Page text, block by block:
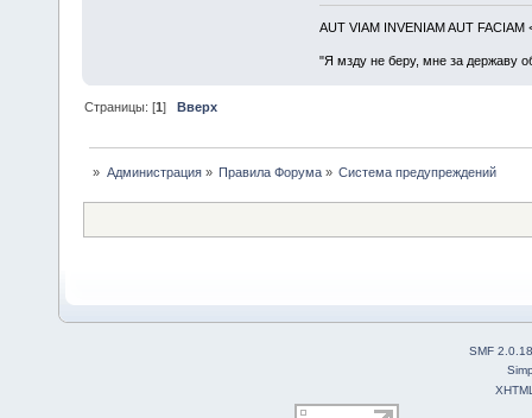
AUT VIAM INVENIAM AUT FACIAM
"Я мзду не беру, мне за державу
Страницы: [1]Вверх
» Администрация» Правила Форума» Система предупреждений
SMF 2.0.18